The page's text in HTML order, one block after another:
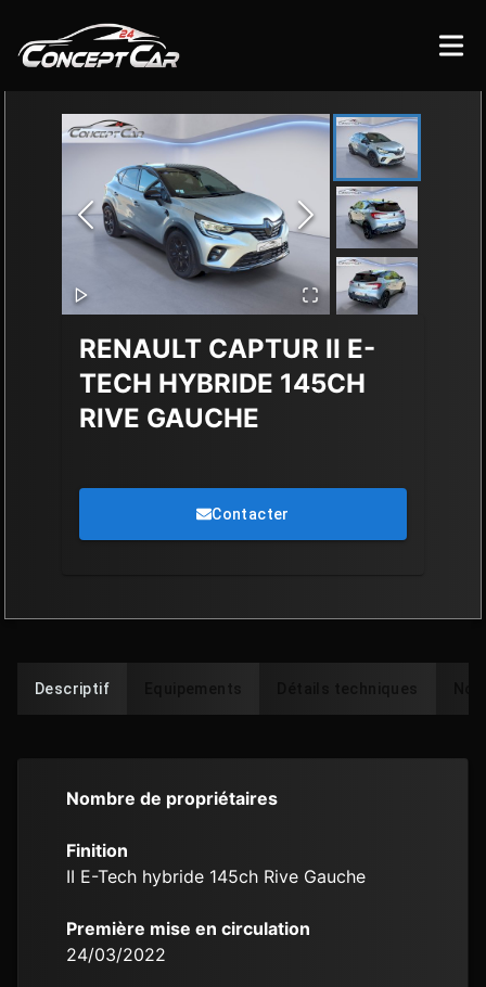
RENAULT CAPTUR II E-
TECH HYBRIDE 145CH
RIVE GAUCHE
Contacter
Descriptif Détails techniques
Nombre de propriétaires
Finition
II E-Tech hybride 145ch Rive Gauche
Première mise en circulation
24/03/2022